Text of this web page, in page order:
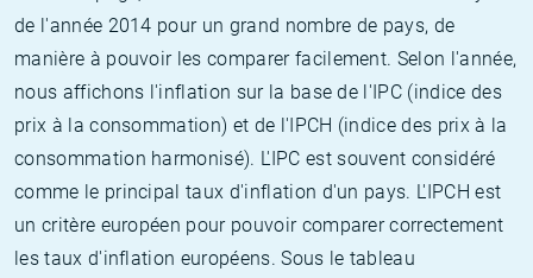
de l'année 2014 pour un grand nombre de pays, de
manière à pouvoir les comparer facilement. Selon l'année,
nous affichons l'inflation sur la base de l'IPC (indice des
prix à la consommation) et de l'IPCH (indice des prix à la
consommation harmonisé). L'IPC est souvent considéré
comme le principal taux d'inflation d'un pays. L'IPCH est
un critère européen pour pouvoir comparer correctement
les taux d'inflation européens. Sous le tableau